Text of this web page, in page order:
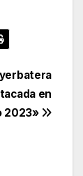
en
2023»